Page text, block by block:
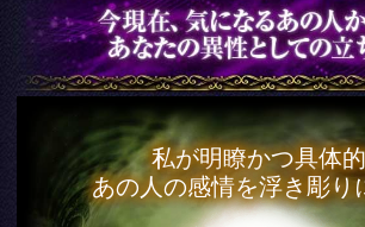
恋成就＆両想い確信【想
いに触れて強制成就◆霊
視32項】軌跡/告白日
会員価格 3,135円(税込)
通常価格3,630円(税込)
顔/名前/喋り方【あなたの